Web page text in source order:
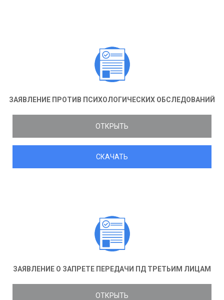
ЗАЯВЛЕНИЕ ПРОТИВ ПСИХОЛОГИЧЕСКИХ ОБСЛЕДОВАНИЙ
ОТКРЫТЬ
СКАЧАТЬ
ЗАЯВЛЕНИЕ О ЗАПРЕТЕ ПЕРЕДАЧИ ПД ТРЕТЬИМ ЛИЦАМ
ОТКРЫТЬ